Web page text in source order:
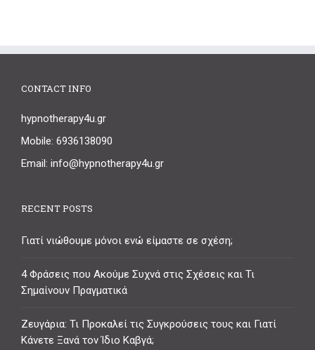
CONTACT INFO
hypnotherapy4u.gr
Mobile: 6936138090
Email: info@hypnotherapy4u.gr
RECENT POSTS
Γιατί νιώθουμε μόνοι ενώ είμαστε σε σχέση;
4 Φράσεις που Ακούμε Συχνά στις Σχέσεις και Τι
Σημαίνουν Πραγματικά
Ζευγάρια: Τι Προκαλεί τις Συγκρούσεις τους και Γιατί
Κάνετε Ξανά τον Ίδιο Καβγά;